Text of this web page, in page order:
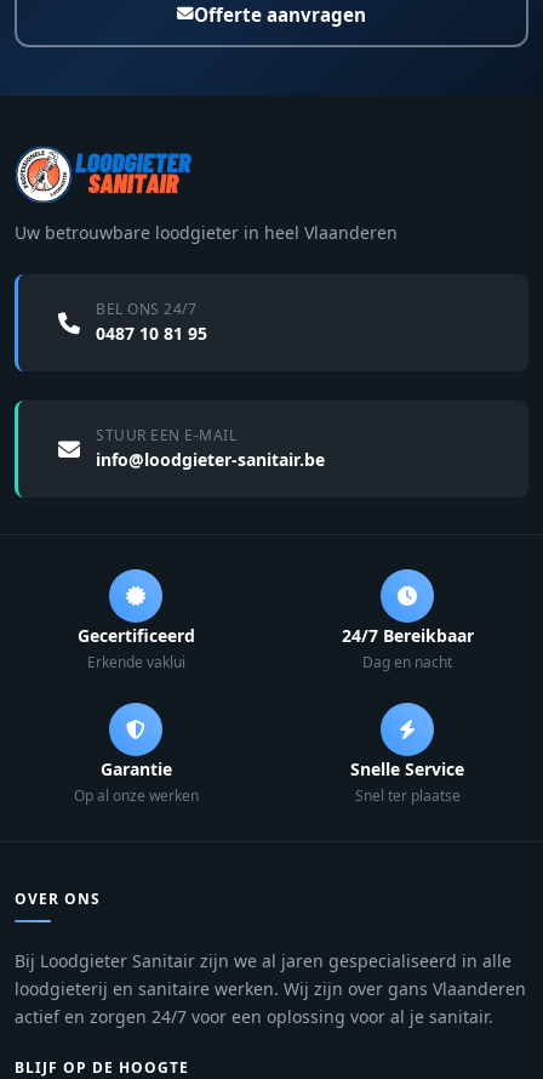
Offerte aanvragen
Uw betrouwbare loodgieter in heel Vlaanderen
BEL ONS 24/7
0487 10 81 95
STUUR EEN E-MAIL
info@loodgieter-sanitair.be
Gecertificeerd
Erkende vaklui
24/7 Bereikbaar
Dag en nacht
Garantie
Op al onze werken
Snelle Service
Snel ter plaatse
OVER ONS
Bij Loodgieter Sanitair zijn we al jaren gespecialiseerd in alle
loodgieterij en sanitaire werken. Wij zijn over gans Vlaanderen
actief en zorgen 24/7 voor een oplossing voor al je sanitair.
BLIJF OP DE HOOGTE